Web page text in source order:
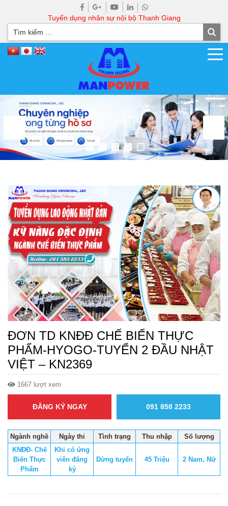
Tuyển dụng nhân sự nội bộ Thanh Giang
ĐƠN TD KNĐĐ CHẾ BIẾN THỰC
PHẨM-HYOGO-TUYỂN 2 ĐẦU NHẬT
VIỆT – KN2369
1667 lượt xem
ĐĂNG KÝ NGAY 091 858 2233
Ngành nghề Ngày thi Tình trạng Thu nhập
Số lượng
KNĐĐ- Chế
Biến Thực
Phẩm
Khi có ứng
viên đăng
ký
Dừng tuyển 45 Triệu 2 Nam, Nữ